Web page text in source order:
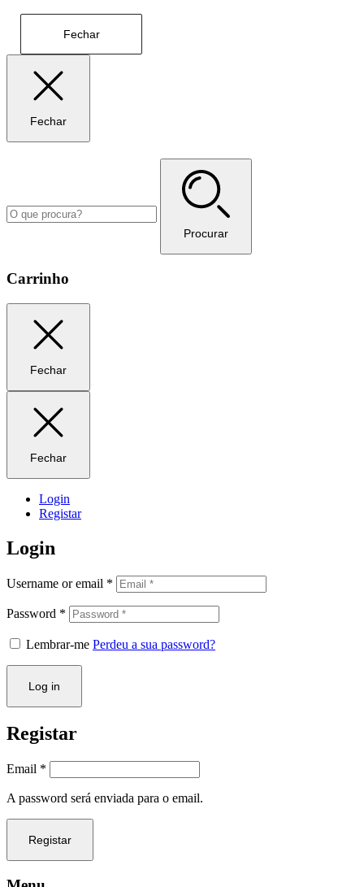
Fechar
Fechar
Procurar
Carrinho
Fechar
Fechar
Login
Registar
Login
Username or email *
Password *
Lembrar-me Perdeu a sua password?
Log in
Registar
Email *
A password será enviada para o email.
Registar